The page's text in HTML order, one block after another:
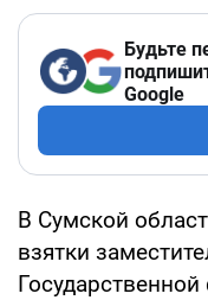
Будьте
Google
В Сумской
взятки